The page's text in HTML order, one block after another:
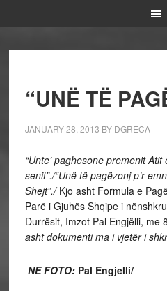
“UNË TË
JANUARY 28, 2013 BY DGRECA
“Unte’ paghesone premenit
senit”./“Unë të pagëzonj p’r
Shejt”./Kjo asht Formula e
Parë i Gjuhës Shqipe i
Durrësit, Imzot Pal Engjëlli, me
asht dokumenti ma i vjetër i
NE FOTO:Pal Engjelli/